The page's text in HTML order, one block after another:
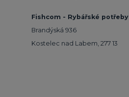
Fishcom - Rybářské potřeby
Brandýská 936
Kostelec nad Labem, 277 13